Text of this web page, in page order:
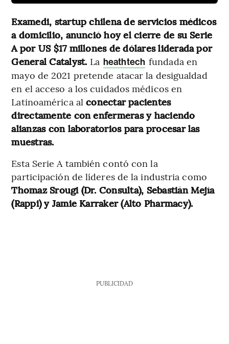
Examedi, startup chilena de servicios médicos
a domicilio, anunció hoy el cierre de su Serie
A por US $17 millones de dólares liderada por
General Catalyst. La heathtech fundada en
mayo de 2021 pretende atacar la desigualdad
en el acceso a los cuidados médicos en
Latinoamérica alconectar pacientes
directamente con enfermeras y haciendo
alianzas con laboratorios para procesar las
muestras.
Esta Serie A también contó con la
participación de líderes de la industria como
Thomaz Srougi (Dr. Consulta), Sebastián Mejía
(Rappi) y Jamie Karraker (Alto Pharmacy).
PUBLICIDAD